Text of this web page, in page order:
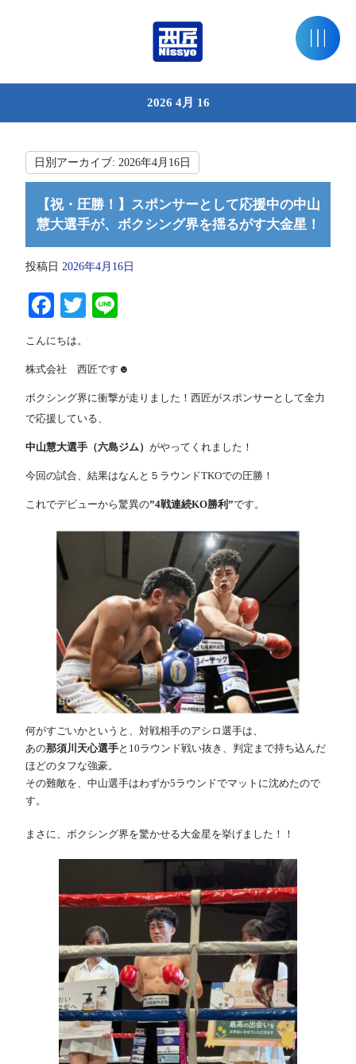
2026 4月 16
日別アーカイブ:2026年4月16日
【祝・圧勝！】スポンサーとして応援中の中山
慧大選手が、ボクシング界を揺るがす大金星！
投稿日 2026年4月16日
Facebook
Twitter
こんにちは。
株式会社 西匠です☻
ボクシング界に衝撃が走りました！西匠がスポンサーとして全力
で応援している、
中山慧大選手（六島ジム）がやってくれました！
今回の試合、結果はなんと５ラウンドTKOでの圧勝！
これでデビューから驚異の”4戦連続KO勝利”です。
何がすごいかというと、対戦相手のアシロ選手は、
あの那須川天心選手と10ラウンド戦い抜き、判定まで持ち込んだ
ほどのタフな強豪。
その難敵を、中山選手はわずか5ラウンドでマットに沈めたので
す。
まさに、ボクシング界を驚かせる大金星を挙げました！！